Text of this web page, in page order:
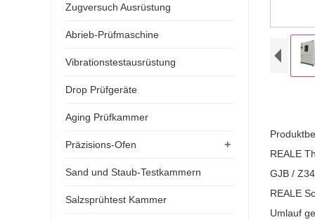
REALE
GJB /
REALE
Umlauf
Zugversuch Ausrüstung
Abrieb-Prüfmaschine
Vibrationstestausrüstung
Drop Prüfgeräte
Aging Prüfkammer
+
Präzisions-Ofen
Sand und Staub-Testkammern
Salzsprühtest Kammer